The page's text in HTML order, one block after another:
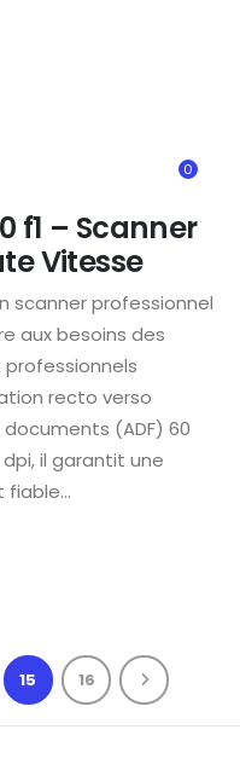
0
f1 – Scanner
Vitesse
scanner professionnel
aux besoins des
recto verso
(ADF) 60
il garantit une
15 16